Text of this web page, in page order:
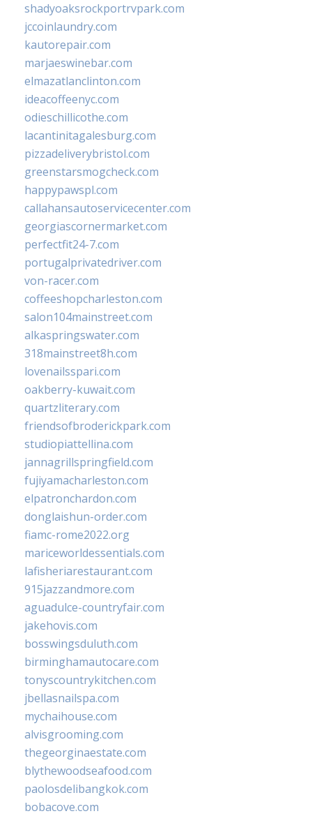
shadyoaksrockportrvpark.com
jccoinlaundry.com
kautorepair.com
marjaeswinebar.com
elmazatlanclinton.com
ideacoffeenyc.com
odieschillicothe.com
lacantinitagalesburg.com
pizzadeliverybristol.com
greenstarsmogcheck.com
happypawspl.com
callahansautoservicecenter.com
georgiascornermarket.com
perfectfit24-7.com
portugalprivatedriver.com
von-racer.com
coffeeshopcharleston.com
salon104mainstreet.com
alkaspringswater.com
318mainstreet8h.com
lovenailsspari.com
oakberry-kuwait.com
quartzliterary.com
friendsofbroderickpark.com
studiopiattellina.com
jannagrillspringfield.com
fujiyamacharleston.com
elpatronchardon.com
donglaishun-order.com
fiamc-rome2022.org
mariceworldessentials.com
lafisheriarestaurant.com
915jazzandmore.com
aguadulce-countryfair.com
jakehovis.com
bosswingsduluth.com
birminghamautocare.com
tonyscountrykitchen.com
jbellasnailspa.com
mychaihouse.com
alvisgrooming.com
thegeorginaestate.com
blythewoodseafood.com
paolosdelibangkok.com
bobacove.com